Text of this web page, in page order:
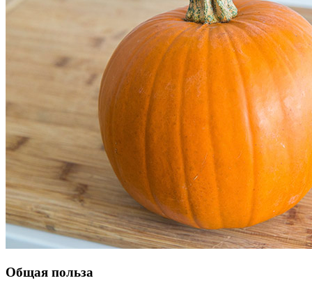
Общая польза